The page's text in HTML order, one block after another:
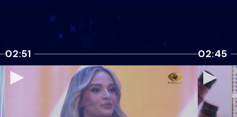
02:51 02:45